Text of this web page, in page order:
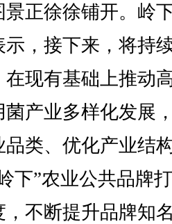
景正徐徐铺开。岭
，接下来，将持
现有基础上推动
产业多样化发展
类、优化产业结
下”农业公共品牌
不断提升品牌知